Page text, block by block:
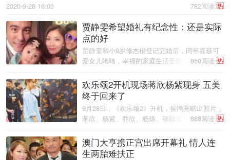
热
782阅读
2020-9-28 16:03
贾静雯希望婚礼有纪念性：还是实际
点的好
热
850阅读
贾静雯和小9岁修杰楷登记完婚后，同年喜获可
爱女儿咘咘，幸福的家庭生活受到关注, 她26日
现出火辣曲线 ...
欢乐颂2开机现场蒋欣杨紫现身 五美
终于回来了
热
888阅读
9月28日，《欢乐颂2》开机，侯鸿亮晒出照片，
蒋欣、杨紫、乔欣、杨烁、张陆等原班人马回
澳门大亨携正宫出席开幕礼 情人连
生两胎难扶正